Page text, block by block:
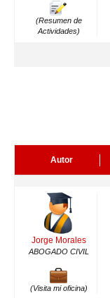
(Resumen de
Actividades)
Autor
Jorge Morales
ABOGADO CIVIL
(Visita mi oficina)